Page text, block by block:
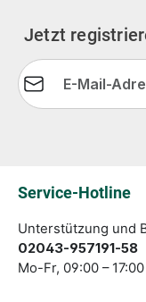
Jetzt
E-Mail-Adresse*
Service-Hotline
Unterstützung und
02043-957191-58
Mo-Fr, 09:00 –